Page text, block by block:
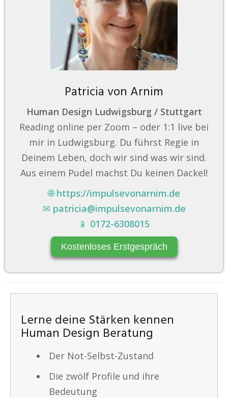
Patricia von Arnim
Human Design Ludwigsburg / Stuttgart
Reading online per Zoom – oder 1:1 live bei
mir in Ludwigsburg. Du führst Regie in
Deinem Leben, doch wir sind was wir sind.
Aus einem Pudel machst Du keinen Dackel!
🌐https://impulsevonarnim.de
✉ patricia@impulsevonarnim.de
📱 0172-6308015
Kostenloses Erstgespräch
Lerne deine Stärken kennen
Human Design Beratung
Der Not-Selbst-Zustand
Die zwölf Profile und ihre
Bedeutung